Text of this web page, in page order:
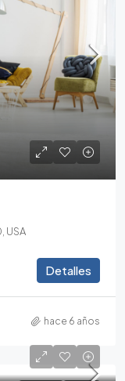
USA
Detalles
hace 6 años